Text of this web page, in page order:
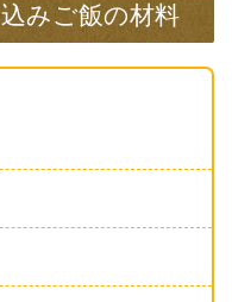
みご飯の材料